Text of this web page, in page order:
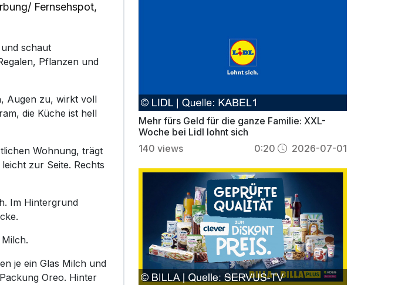
Fernsehspot,
schaut
Pflanzen und
Augen zu, wirkt voll
die Küche ist hell
Wohnung, trägt
zur Seite. Rechts
Im Hintergrund
je ein Glas Milch und
Oreo. Hinter
Mehr fürs Geld für die ganze Familie: XXL-
Woche bei Lidl lohnt sich
140 views 0:20 2026-07-01